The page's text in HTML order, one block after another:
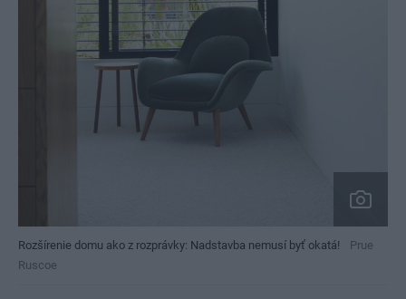
Rozšírenie domu ako z rozprávky: Nadstavba nemusí byť okatá!
Prue
Ruscoe